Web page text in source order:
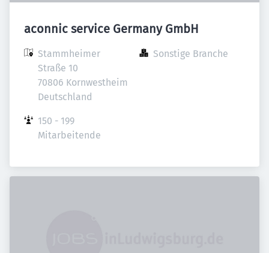
aconnic service Germany GmbH
Stammheimer
Straße 10
70806 Kornwestheim
Deutschland
Sonstige Branche
150 - 199
Mitarbeitende